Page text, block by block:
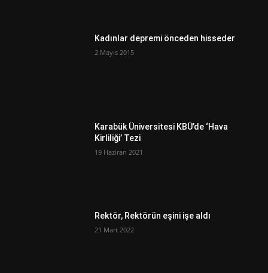
Kadınlar depremi önceden hisseder
2 Mayıs 2015
Karabük Üniversitesi KBÜ’de ‘Hava
Kirliliği’ Tezi
19 Haziran 2021
Rektör, Rektörün eşini işe aldı
21 Mart 2022